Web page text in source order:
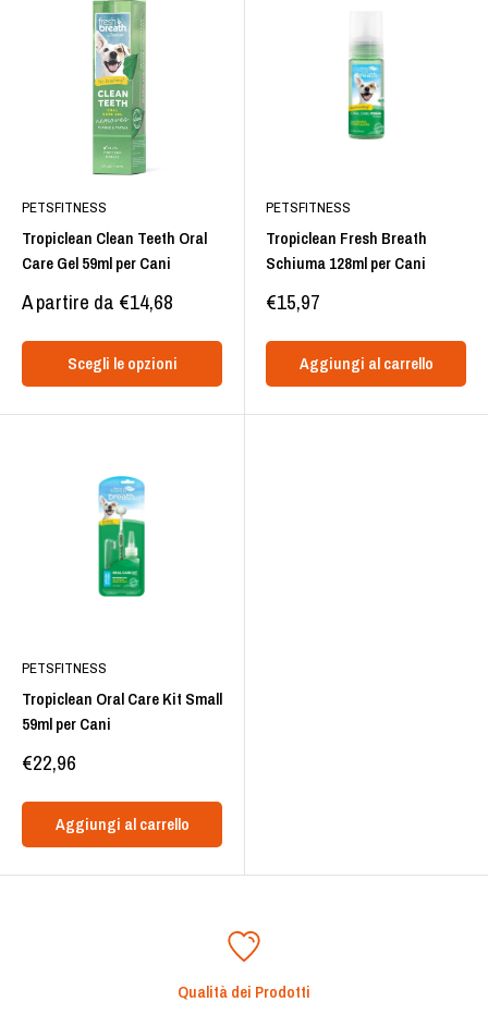
PETSFITNESS
Tropiclean Clean Teeth Oral
Care Gel 59ml per Cani
Prezzo
scontato
A partire da €14,68
Scegli le opzioni
PETSFITNESS
Tropiclean Fresh Breath
Schiuma 128ml per Cani
Prezzo
scontato
€15,97
Aggiungi al carrello
PETSFITNESS
Tropiclean Oral Care Kit Small
59ml per Cani
Prezzo
scontato
€22,96
Aggiungi al carrello
Qualità dei Prodotti